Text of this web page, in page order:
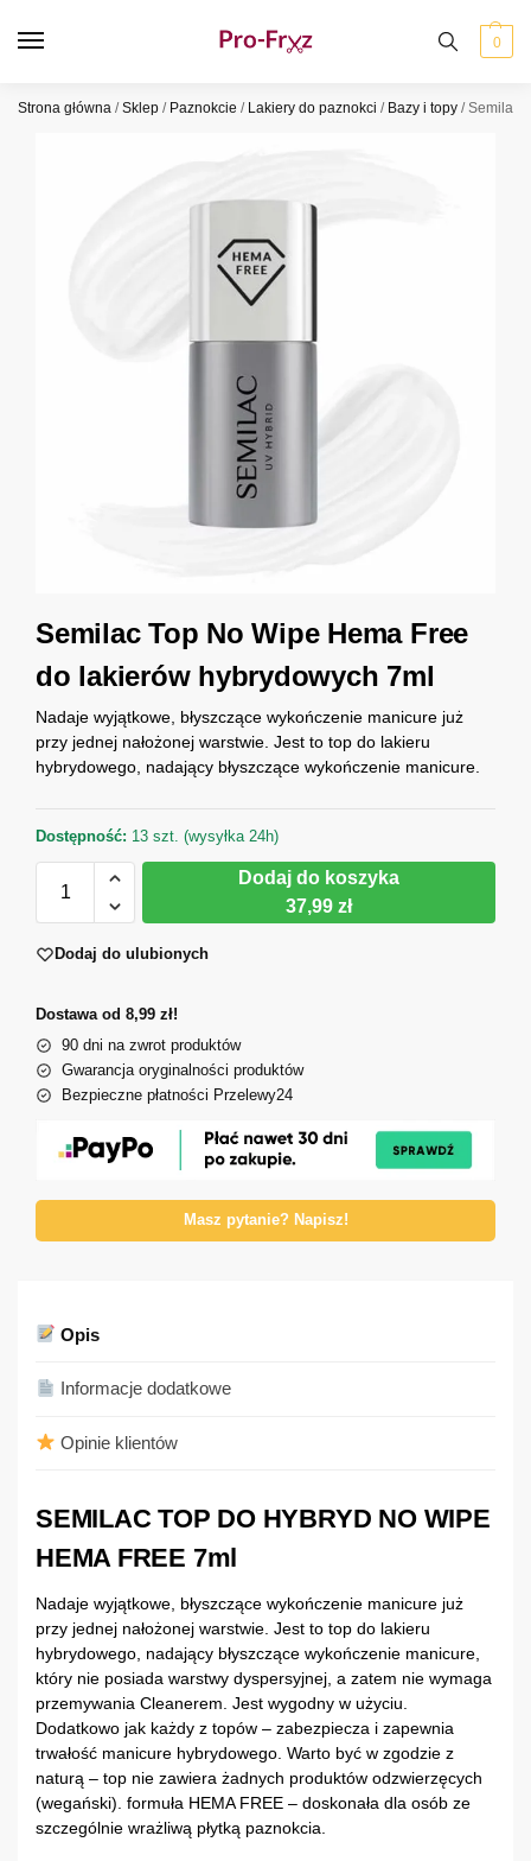
0
Strona główna /Sklep / Paznokcie / Lakiery do paznokci / Bazy i topy /Semilac
Semilac Top No Wipe Hema Free
do lakierów hybrydowych 7ml
Nadaje wyjątkowe, błyszczące wykończenie manicure już
przy jednej nałożonej warstwie. Jest to top do lakieru
hybrydowego, nadający błyszczące wykończenie manicure.
Dostępność: 13 szt. (wysyłka 24h)
Dodaj do koszyka
37,99 zł
Dodaj do ulubionych
Dostawa od 8,99 zł!
90 dni na zwrot produktów
Gwarancja oryginalności produktów
Bezpieczne płatności Przelewy24
Masz pytanie? Napisz!
Opis
Informacje dodatkowe
Opinie klientów
SEMILAC TOP DO HYBRYD NO WIPE
HEMA FREE 7ml
Nadaje wyjątkowe, błyszczące wykończenie manicure już
przy jednej nałożonej warstwie. Jest to top do lakieru
hybrydowego, nadający błyszczące wykończenie manicure,
który nie posiada warstwy dyspersyjnej, a zatem nie wymaga
przemywania Cleanerem. Jest wygodny w użyciu.
Dodatkowo jak każdy z topów – zabezpiecza i zapewnia
trwałość manicure hybrydowego. Warto być w zgodzie z
naturą – top nie zawiera żadnych produktów odzwierzęcych
(wegański). formuła HEMA FREE – doskonała dla osób ze
szczególnie wrażliwą płytką paznokcia.